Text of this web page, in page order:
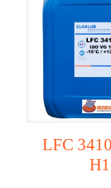
LFC
H1